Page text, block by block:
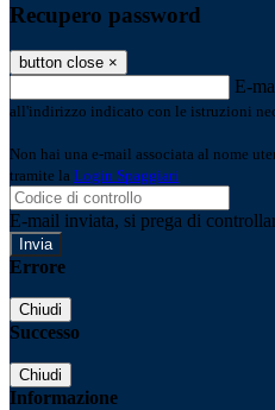
Recupero password
button close ×
E-
all'indirizzo indicato con le istruzioni
Non hai una e-mail associata al nome
tramite la Login Spaggiari
E-mail inviata, si prega di
Errore
Chiudi
Successo
Chiudi
Informazione